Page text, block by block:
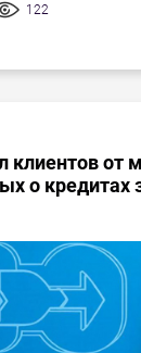
122
клиентов от
о кредитах